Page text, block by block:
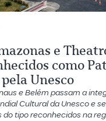
e
como
Unesco
e Belém passam a
Cultural da Unesco e
do tipo reconhecidos na